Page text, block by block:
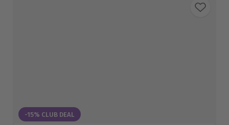
-15% CLUB DEAL